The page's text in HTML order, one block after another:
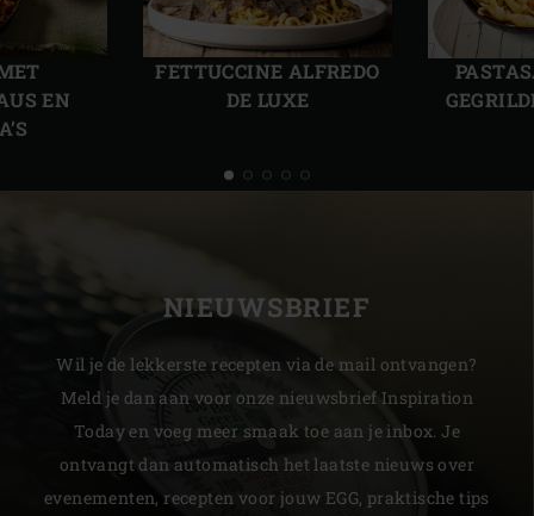
EN
FETTUCCINE ALFREDO
DE LUXE
slide
NIEUWSBRIEF
Wil je de lekkerste recepten via de mail ontvangen?
Meld je dan aan voor onze nieuwsbrief Inspiration
Today en voeg meer smaak toe aan je inbox. Je
ontvangt dan automatisch het laatste nieuws over
evenementen, recepten voor jouw EGG, praktische tips